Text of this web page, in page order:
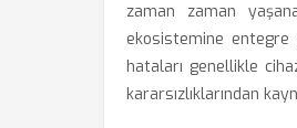
zaman zaman
ekosistemine entegre
hataları genellikle
kararsızlıklarından